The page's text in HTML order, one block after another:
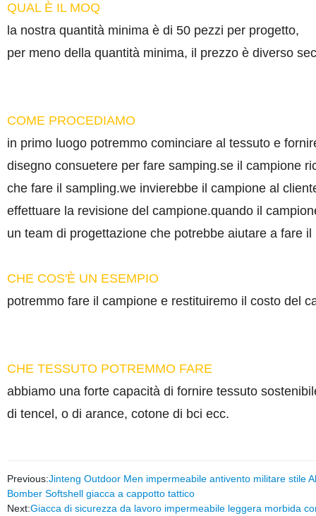
QUAL È IL MOQ
la nostra quantità minima è di 50 pezzi per progetto,
per meno della quantità minima, il prezzo è diverso
COME PROCEDIAMO
in primo luogo potremmo cominciare al tessuto e
disegno consuetere per fare samping.se il campione
che fare il sampling.we invierebbe il campione al
effettuare la revisione del campione.quando il
un team di progettazione che potrebbe aiutare a fare
CHE COS'È UN ESEMPIO
potremmo fare il campione e restituiremo il costo del
CHE TESSUTO POTREMMO FARE
abbiamo una forte capacità di fornire tessuto
di tencel, o di arance, cotone di bci ecc.
Previous:Jinteng Outdoor Men impermeabile antivento militare stile
Bomber Softshell giacca a cappotto tattico
Next:Giacca di sicurezza da lavoro impermeabile leggera morbida